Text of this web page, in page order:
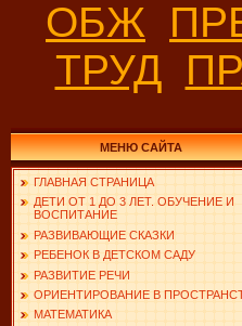
ОБЖ
ТРУД
МЕНЮ САЙТА
ГЛАВНАЯ СТРАНИЦА
ДЕТИ ОТ 1 ДО 3 ЛЕТ. ОБУЧЕНИЕ И
ВОСПИТАНИЕ
РАЗВИВАЮЩИЕ СКАЗКИ
РЕБЕНОК В ДЕТСКОМ САДУ
РАЗВИТИЕ РЕЧИ
ОРИЕНТИРОВАНИЕ В
МАТЕМАТИКА